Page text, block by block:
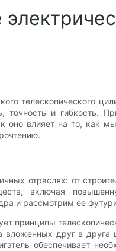
телескопического
точность и гибкость.
оно влияет на то, как
отраслях: от
включая
и рассмотрим ее
принципы
вложенных друг в
обеспечивает